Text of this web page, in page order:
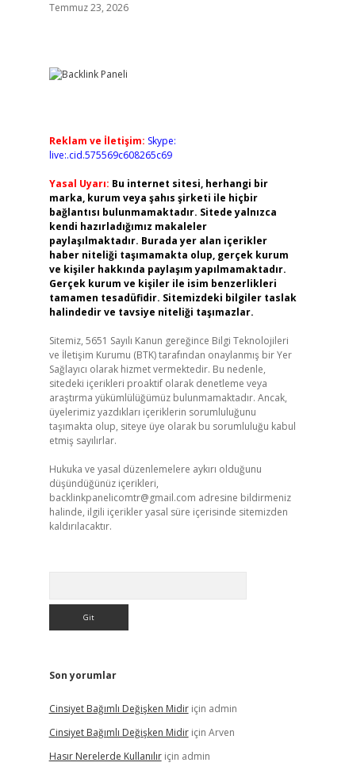
Temmuz 23, 2026
Reklam ve İletişim: Skype:
live:.cid.575569c608265c69
Yasal Uyarı: Bu internet sitesi, herhangi bir
marka, kurum veya şahıs şirketi ile hiçbir
bağlantısı bulunmamaktadır. Sitede yalnızca
kendi hazırladığımız makaleler
paylaşılmaktadır. Burada yer alan içerikler
haber niteliği taşımamakta olup, gerçek kurum
ve kişiler hakkında paylaşım yapılmamaktadır.
Gerçek kurum ve kişiler ile isim benzerlikleri
tamamen tesadüfidir. Sitemizdeki bilgiler taslak
halindedir ve tavsiye niteliği taşımazlar.
Sitemiz, 5651 Sayılı Kanun gereğince Bilgi Teknolojileri
ve İletişim Kurumu (BTK) tarafından onaylanmış bir Yer
Sağlayıcı olarak hizmet vermektedir. Bu nedenle,
sitedeki içerikleri proaktif olarak denetleme veya
araştırma yükümlülüğümüz bulunmamaktadır. Ancak,
üyelerimiz yazdıkları içeriklerin sorumluluğunu
taşımakta olup, siteye üye olarak bu sorumluluğu kabul
etmiş sayılırlar.
Hukuka ve yasal düzenlemelere aykırı olduğunu
düşündüğünüz içerikleri,
backlinkpanelicomtr@gmail.com adresine bildirmeniz
halinde, ilgili içerikler yasal süre içerisinde sitemizden
kaldırılacaktır.
Son yorumlar
Cinsiyet Bağımlı Değişken Midiriçin admin
Cinsiyet Bağımlı Değişken Midiriçin Arven
Hasır Nerelerde Kullanılıriçin admin